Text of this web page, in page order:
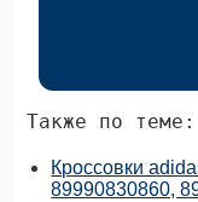
Также по теме:
Кроссовки
89990830860,